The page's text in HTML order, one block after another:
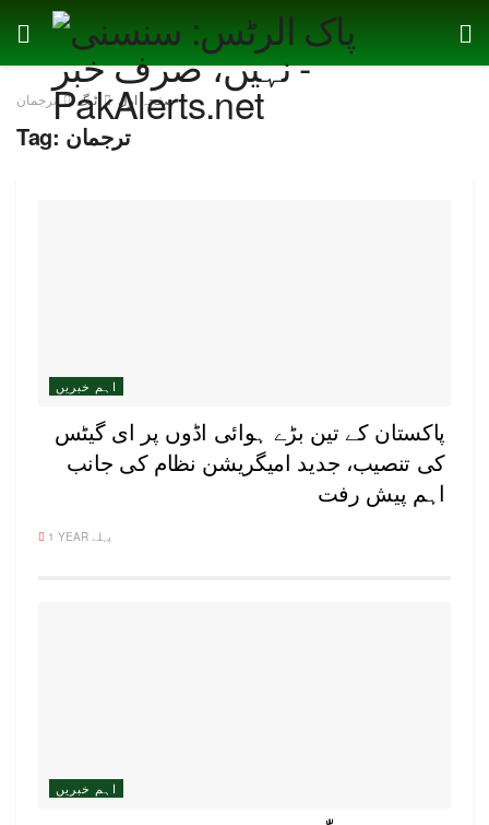
صفحہ اول ٹیگ ترجمان
Tag: ترجمان
اہم خبریں
پاکستان کے تین بڑے ہوائی اڈوں پر ای گیٹس
کی تنصیب، جدید امیگریشن نظام کی جانب
اہم پیش رفت
1 YEAR پہلے
اہم خبریں